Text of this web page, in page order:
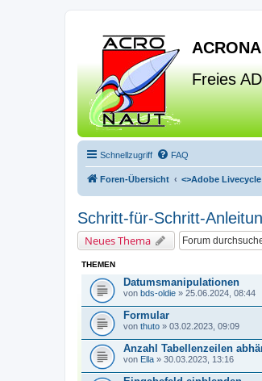
Freies
Schnellzugriff FAQ
Foren-Übersicht <>Adobe
Schritt-für-Schritt-
Neues Thema
THEMEN
Datumsmanipulationen
von bds-oldie » 25.06.2024, 08:44
Formular
von thuto » 03.02.2023, 09:09
Anzahl Tabellenzeilen
von Ella » 30.03.2023, 13:16